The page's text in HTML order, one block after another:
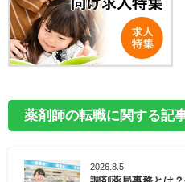
薬剤師の転職に関する記
2026.8.5